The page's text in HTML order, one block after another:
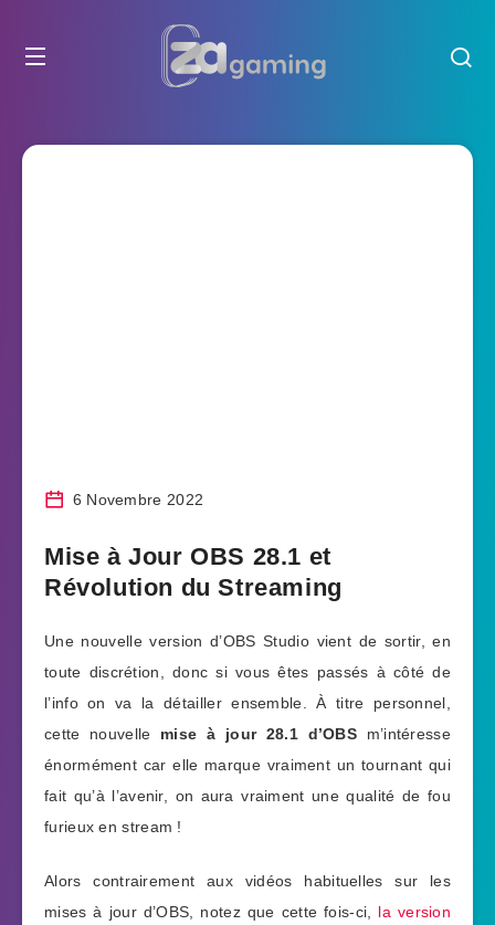
6 Novembre 2022
Mise à Jour OBS 28.1 et
Révolution du Streaming
Une nouvelle version d’OBS Studio vient de sortir, en
toute discrétion, donc si vous êtes passés à côté de
l’info on va la détailler ensemble. À titre personnel,
cette nouvelle mise à jour 28.1 d’OBS m’intéresse
énormément car elle marque vraiment un tournant qui
fait qu’à l’avenir, on aura vraiment une qualité de fou
furieux en stream !
Alors contrairement aux vidéos habituelles sur les
mises à jour d’OBS, notez que cette fois-ci, la version